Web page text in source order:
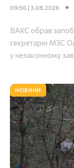
09:56 | 3.08.2026
ВАКС обрав
секретарю МЗС
у незаконному
НОВИНИ